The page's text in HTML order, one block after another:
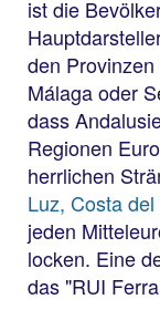
ist die
den
Málaga oder
dass
Regionen
herrlichen
Luz, Costa del
jeden
locken. Eine
das "RUI